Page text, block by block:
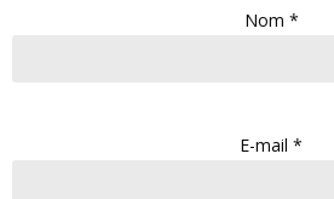
Nom *
E-mail *